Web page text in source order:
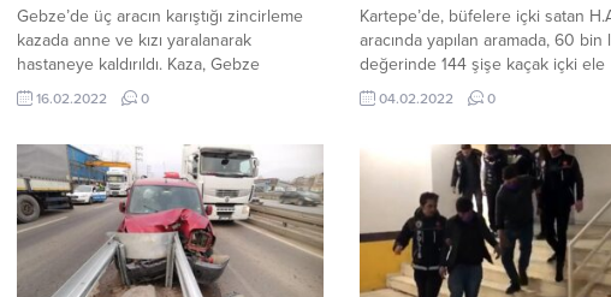
Gebze’de üç aracın karıştığı zincirleme
kazada anne ve kızı yaralanarak
hastaneye kaldırıldı. Kaza, Gebze
Beylikbağı Mahallesi D-100 Karayolu
İstanbul istikametinde meydana geldi.
42 DDB 11 plakalı otomobil, sürücüsünün
direksiyon hakimiyetini kaybetmesiyle
birlikte demir bariyerlere çarptı. Bununla
birlikte yolda savrulan otomobil, ilk olarak
hemen arkasında seyreden U.S.B....
16.02.2022 0
Kartepe’de, büfelere içki satan
aracında yapılan aramada, 60 bin
değerinde 144 şişe kaçak içki ele
geçirildi. Kocaeli İl Jandarma
ekipleri, 45 yaşındaki
büfelere kaçak içki sattığını
Savcılıktan alınan arama izninin
dün akşam H.A.’ya ait araç
arama yapıldı. Araçta 62 şişe viski,
25 şişe rakı ve 57 şişe...
04.02.2022 0